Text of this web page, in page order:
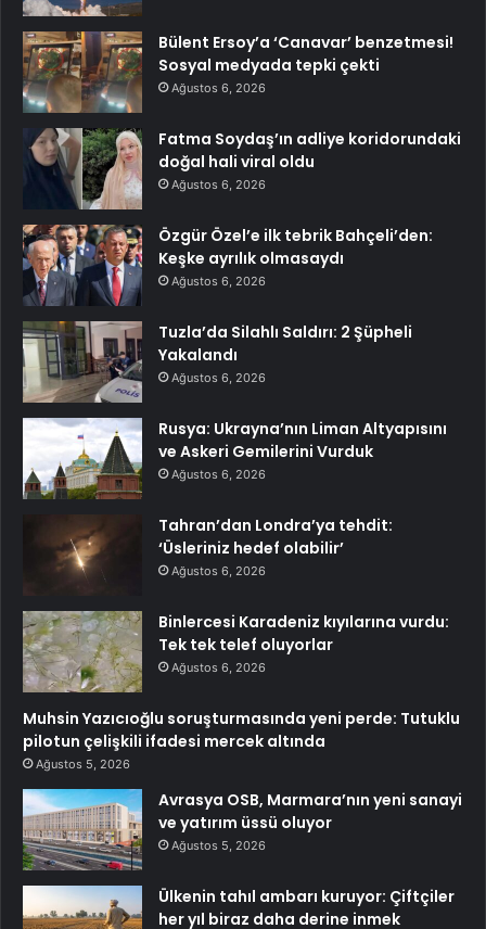
Bülent Ersoy’a ‘Canavar’ benzetmesi!
Sosyal medyada tepki çekti
Ağustos 6, 2026
Fatma Soydaş’ın adliye koridorundaki
doğal hali viral oldu
Ağustos 6, 2026
Özgür Özel’e ilk tebrik Bahçeli’den:
Keşke ayrılık olmasaydı
Ağustos 6, 2026
Tuzla’da Silahlı Saldırı: 2 Şüpheli
Yakalandı
Ağustos 6, 2026
Rusya: Ukrayna’nın Liman Altyapısını
ve Askeri Gemilerini Vurduk
Ağustos 6, 2026
Tahran’dan Londra’ya tehdit:
‘Üsleriniz hedef olabilir’
Ağustos 6, 2026
Binlercesi Karadeniz kıyılarına vurdu:
Tek tek telef oluyorlar
Ağustos 6, 2026
Muhsin Yazıcıoğlu soruşturmasında yeni perde: Tutuklu
pilotun çelişkili ifadesi mercek altında
Ağustos 5, 2026
Avrasya OSB, Marmara’nın yeni sanayi
ve yatırım üssü oluyor
Ağustos 5, 2026
Ülkenin tahıl ambarı kuruyor: Çiftçiler
her yıl biraz daha derine inmek